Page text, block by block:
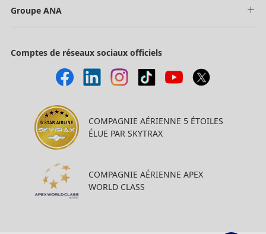
Groupe ANA
Comptes de réseaux sociaux officiels
COMPAGNIE AÉRIENNE 5 ÉTOILES
ÉLUE PAR SKYTRAX
COMPAGNIE AÉRIENNE APEX
WORLD CLASS